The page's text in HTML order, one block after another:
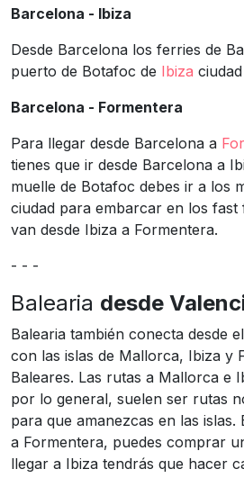
Barcelona - Ibiza
Desde Barcelona los ferries de
puerto de Botafoc de Ibiza
Barcelona - Formentera
Para llegar desde Barcelona a
tienes que ir desde Barcelona a
muelle de Botafoc debes ir a los
ciudad para embarcar en los
van desde Ibiza a Formentera.
- - -
Balearia desde
Balearia también conecta desde
con las islas de Mallorca, Ibiza y
Baleares. Las rutas a Mallorca e
por lo general, suelen ser rutas
para que amanezcas en las
a Formentera, puedes comprar
llegar a Ibiza tendrás que hacer